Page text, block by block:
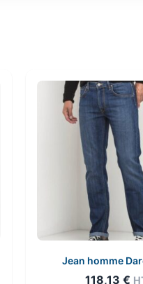
Jean homme
118,13 €